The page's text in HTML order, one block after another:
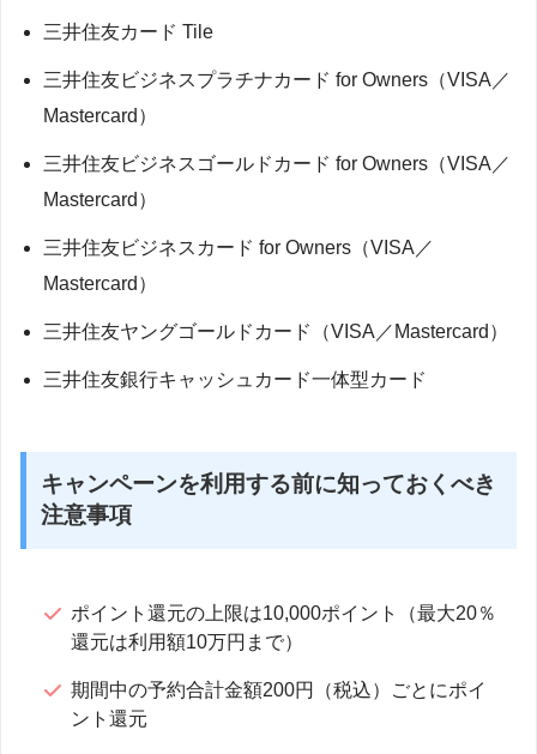
三井住友カード Tile
三井住友ビジネスプラチナカード for Owners（VISA／
Mastercard）
三井住友ビジネスゴールドカード for Owners（VISA／
Mastercard）
三井住友ビジネスカード for Owners（VISA／
Mastercard）
三井住友ヤングゴールドカード（VISA／Mastercard）
三井住友銀行キャッシュカード一体型カード
キャンペーンを利用する前に知っておくべき
注意事項
ポイント還元の上限は10,000ポイント（最大20％
還元は利用額10万円まで）
期間中の予約合計金額200円（税込）ごとにポイ
ント還元